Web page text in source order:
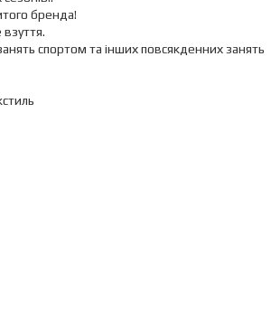
бренда!
спортом та інших повсякденних занять